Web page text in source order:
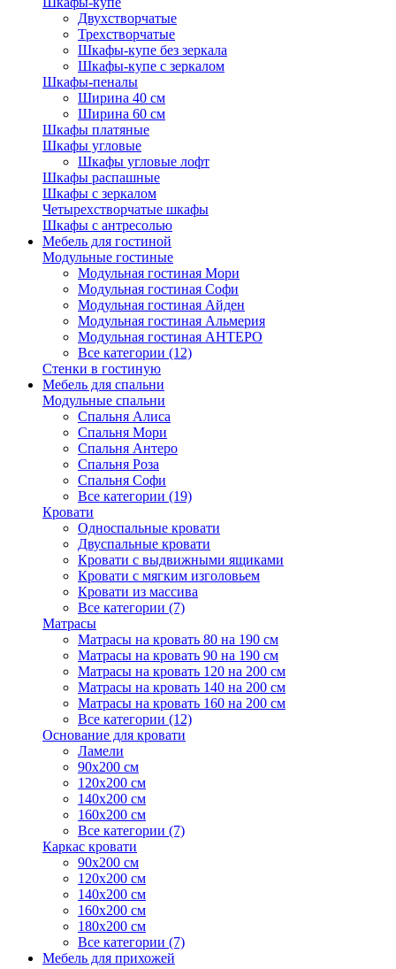
Двухстворчатые
Трехстворчатые
Шкафы-купе без зеркала
Шкафы-купе с зеркалом
Шкафы-пеналы
Ширина 40 см
Ширина 60 см
Шкафы платяные
Шкафы угловые
Шкафы угловые лофт
Шкафы распашные
Шкафы с зеркалом
Четырехстворчатые шкафы
Шкафы с антресолью
Мебель для гостиной
Модульные гостиные
Модульная гостиная Мори
Модульная гостиная Софи
Модульная гостиная Айден
Модульная гостиная Альмерия
Модульная гостиная АНТЕРО
Все категории (12)
Стенки в гостиную
Мебель для спальни
Модульные спальни
Спальня Алиса
Спальня Мори
Спальня Антеро
Спальня Роза
Спальня Софи
Все категории (19)
Кровати
Односпальные кровати
Двуспальные кровати
Кровати с выдвижными ящиками
Кровати с мягким изголовьем
Кровати из массива
Все категории (7)
Матрасы
Матрасы на кровать 80 на 190 см
Матрасы на кровать 90 на 190 см
Матрасы на кровать 120 на 200 см
Матрасы на кровать 140 на 200 см
Матрасы на кровать 160 на 200 см
Все категории (12)
Основание для кровати
Ламели
90х200 см
120х200 см
140х200 см
160х200 см
Все категории (7)
Каркас кровати
90х200 см
120х200 см
140х200 см
160х200 см
180х200 см
Все категории (7)
Мебель для прихожей